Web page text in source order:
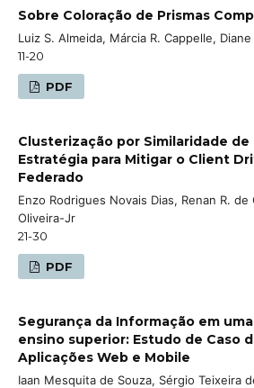
Sobre Coloração de Prismas
Luiz S. Almeida, Márcia R. Cappelle,
11-20
PDF
Clusterização por Similaridade de
Estratégia para Mitigar o Client
Federado
Enzo Rodrigues Novais Dias, Renan R.
Oliveira-Jr
21-30
PDF
Segurança da Informação em
ensino superior: Estudo de Caso
Aplicações Web e Mobile
Iaan Mesquita de Souza, Sérgio Teixeira